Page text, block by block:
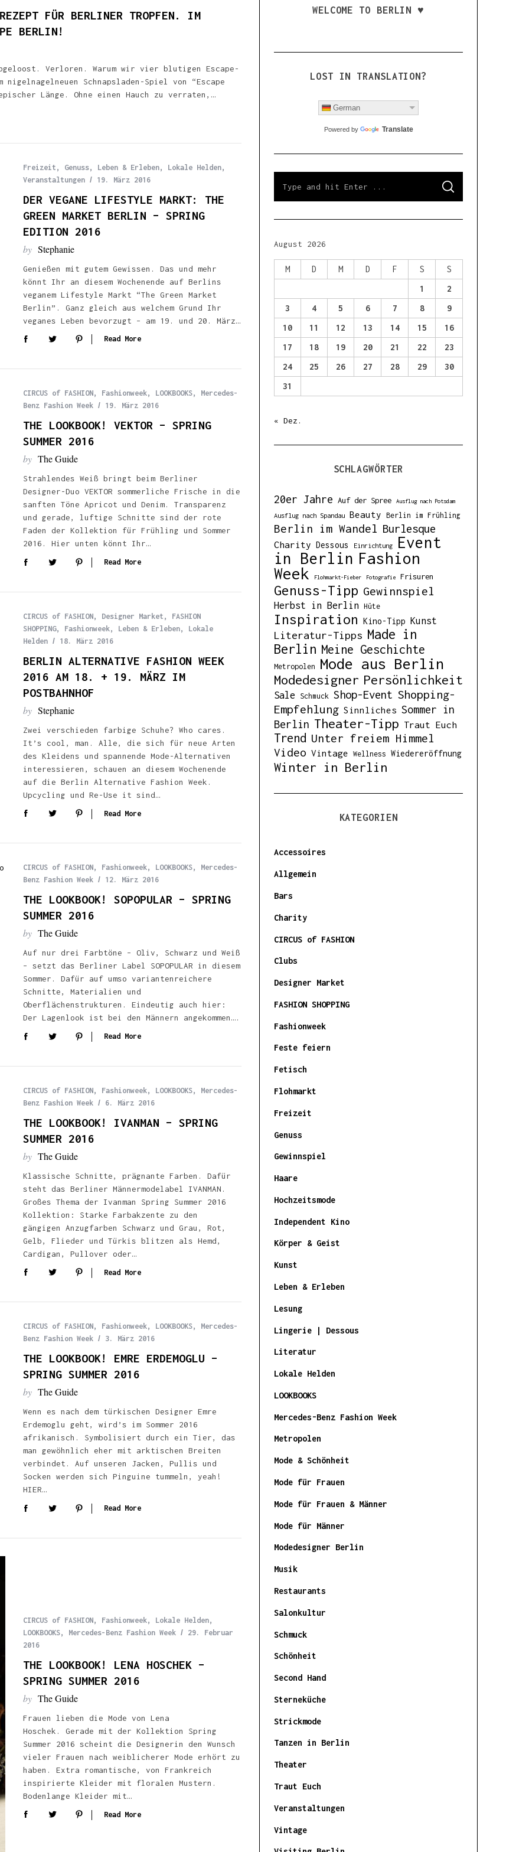
FÜR BERLINER TROPFEN. IM
BERLIN!
Verloren. Warum wir vier blutigen Escape-
Schnapsladen-Spiel von “Escape
Länge. Ohne einen Hauch zu verraten,…
Freizeit , Genuss, Leben & Erleben, Lokale Helden,
Veranstaltungen
19. März 2016
DER VEGANE LIFESTYLE MARKT: THE
GREEN MARKET BERLIN – SPRING
EDITION 2016
by Stephanie
Genießen mit gutem Gewissen. Das und mehr
könnt Ihr an diesem Wochenende auf Berlins
veganem Lifestyle Markt “The Green Market
Berlin”. Ganz gleich aus welchem Grund Ihr
veganes Leben bevorzugt – am 19. und 20. März…
Read More
CIRCUS of FASHION, Fashionweek, LOOKBOOKS, Mercedes-
Benz Fashion Week
19. März 2016
THE LOOKBOOK! VEKTOR – SPRING
SUMMER 2016
by The Guide
Strahlendes Weiß bringt beim Berliner
Designer-Duo VEKTOR sommerliche Frische in die
sanften Töne Apricot und Denim. Transparenz
und gerade, luftige Schnitte sind der rote
Faden der Kollektion für Frühling und Sommer
2016. Hier unten könnt Ihr…
Read More
CIRCUS of FASHION, Designer Market , FASHION
SHOPPING, Fashionweek, Leben & Erleben, Lokale
Helden
18. März 2016
BERLIN ALTERNATIVE FASHION WEEK
2016 AM 18. + 19. MÄRZ IM
POSTBAHNHOF
by Stephanie
Zwei verschieden farbige Schuhe? Who cares.
It’s cool, man. Alle, die sich für neue Arten
des Kleidens und spannende Mode-Alternativen
interessieren, schauen an diesem Wochenende
auf die Berlin Alternative Fashion Week.
Upcycling und Re-Use it sind…
Read More
CIRCUS of FASHION, Fashionweek, LOOKBOOKS, Mercedes-
Benz Fashion Week
12. März 2016
THE LOOKBOOK! SOPOPULAR – SPRING
SUMMER 2016
by The Guide
Auf nur drei Farbtöne – Oliv, Schwarz und Weiß
– setzt das Berliner Label SOPOPULAR in diesem
Sommer. Dafür auf umso variantenreichere
Schnitte, Materialien und
Oberflächenstrukturen. Eindeutig auch hier:
Der Lagenlook ist bei den Männern angekommen….
Read More
CIRCUS of FASHION, Fashionweek, LOOKBOOKS, Mercedes-
Benz Fashion Week
6. März 2016
THE LOOKBOOK! IVANMAN – SPRING
SUMMER 2016
by The Guide
Klassische Schnitte, prägnante Farben. Dafür
steht das Berliner Männermodelabel IVANMAN.
Großes Thema der Ivanman Spring Summer 2016
Kollektion: Starke Farbakzente zu den
gängigen Anzugfarben Schwarz und Grau, Rot,
Gelb, Flieder und Türkis blitzen als Hemd,
Cardigan, Pullover oder…
Read More
CIRCUS of FASHION, Fashionweek, LOOKBOOKS, Mercedes-
Benz Fashion Week
3. März 2016
THE LOOKBOOK! EMRE ERDEMOGLU –
SPRING SUMMER 2016
by The Guide
Wenn es nach dem türkischen Designer Emre
Erdemoglu geht, wird’s im Sommer 2016
afrikanisch. Symbolisiert durch ein Tier, das
man gewöhnlich eher mit arktischen Breiten
verbindet. Auf unseren Jacken, Pullis und
Socken werden sich Pinguine tummeln, yeah!
HIER…
Read More
CIRCUS of FASHION, Fashionweek, Lokale Helden,
LOOKBOOKS, Mercedes-Benz Fashion Week
29. Februar
2016
THE LOOKBOOK! LENA HOSCHEK –
SPRING SUMMER 2016
by The Guide
Frauen lieben die Mode von Lena
Hoschek. Gerade mit der Kollektion Spring
Summer 2016 scheint die Designerin den Wunsch
vieler Frauen nach weiblicherer Mode erhört zu
haben. Extra romantische, von Frankreich
inspirierte Kleider mit floralen Mustern.
Bodenlange Kleider mit…
Read More
WELCOME TO BERLIN ♥
LOST IN TRANSLATION?
German
Powered by Translate
a
h
r
S
A
C
August 2026
M D M D F S
S
1
2
3
4 5 6 7 8
9
10
11 12 13 14 15
16
17
18 19 20 21 22
23
24
25 26 27 28 29
30
31
« Dez.
SCHLAGWÖRTER
20er Jahre Auf der Spree Ausflug nach Potsdam
Ausflug nach Spandau Beauty Berlin im Frühling
Berlin im Wandel Burlesque
Charity Dessous Einrichtung
Event
in Berlin Fashion
Week
Flohmarkt-Fieber Fotografie Frisuren
Genuss-Tipp Gewinnspiel
Herbst in Berlin Hüte
Inspiration Kino-Tipp Kunst
Literatur-Tipps Made in
Berlin Meine Geschichte
Metropolen Mode aus Berlin
Modedesigner Persönlichkeit
Sale Schmuck Shop-Event Shopping-
Empfehlung Sinnliches Sommer in
Berlin Theater-Tipp Traut Euch
Trend Unter freiem Himmel
Video Vintage Wellness Wiedereröffnung
Winter in Berlin
KATEGORIEN
Accessoires
Allgemein
Bars
Charity
CIRCUS of FASHION
Clubs
Designer Market
FASHION SHOPPING
Fashionweek
Feste feiern
Fetisch
Flohmarkt
Freizeit
Genuss
Gewinnspiel
Haare
Hochzeitsmode
Independent Kino
Körper & Geist
Kunst
Leben & Erleben
Lesung
Lingerie | Dessous
Literatur
Lokale Helden
LOOKBOOKS
Mercedes-Benz Fashion Week
Metropolen
Mode & Schönheit
Mode für Frauen
Mode für Frauen & Männer
Mode für Männer
Modedesigner Berlin
Musik
Restaurants
Salonkultur
Schmuck
Schönheit
Second Hand
Sterneküche
Strickmode
Tanzen in Berlin
Theater
Traut Euch
Veranstaltungen
Vintage